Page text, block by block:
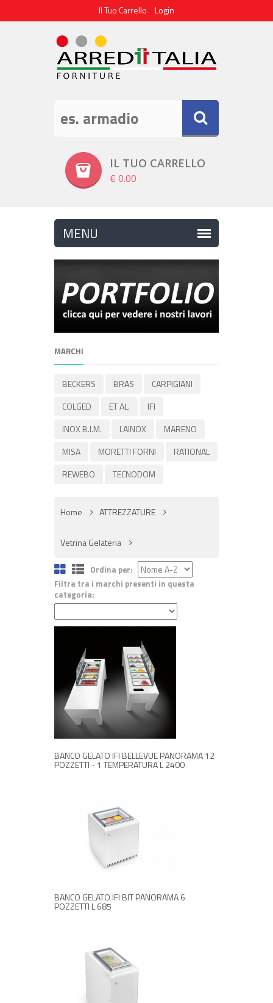
Il Tuo Carrello Login
IL TUO CARRELLO
€ 0.00
MARCHI
BECKERS BRAS
CARPIGIANI
COLGED
ET AL.
IFI
INOX B.I.M.
LAINOX
MARENO
MISA
MORETTI FORNI
RATIONAL
REWEBO
TECNODOM
Home ATTREZZATURE
Vetrina Gelateria
Ordina per:
Filtra tra i marchi presenti in questa
categoria:
BANCO GELATO IFI BELLEVUE PANORAMA 12
POZZETTI - 1 TEMPERATURA L 2400
RICHIEDI INFORMAZIONI
BANCO GELATO IFI BIT PANORAMA 6
POZZETTI L 685
RICHIEDI INFORMAZIONI